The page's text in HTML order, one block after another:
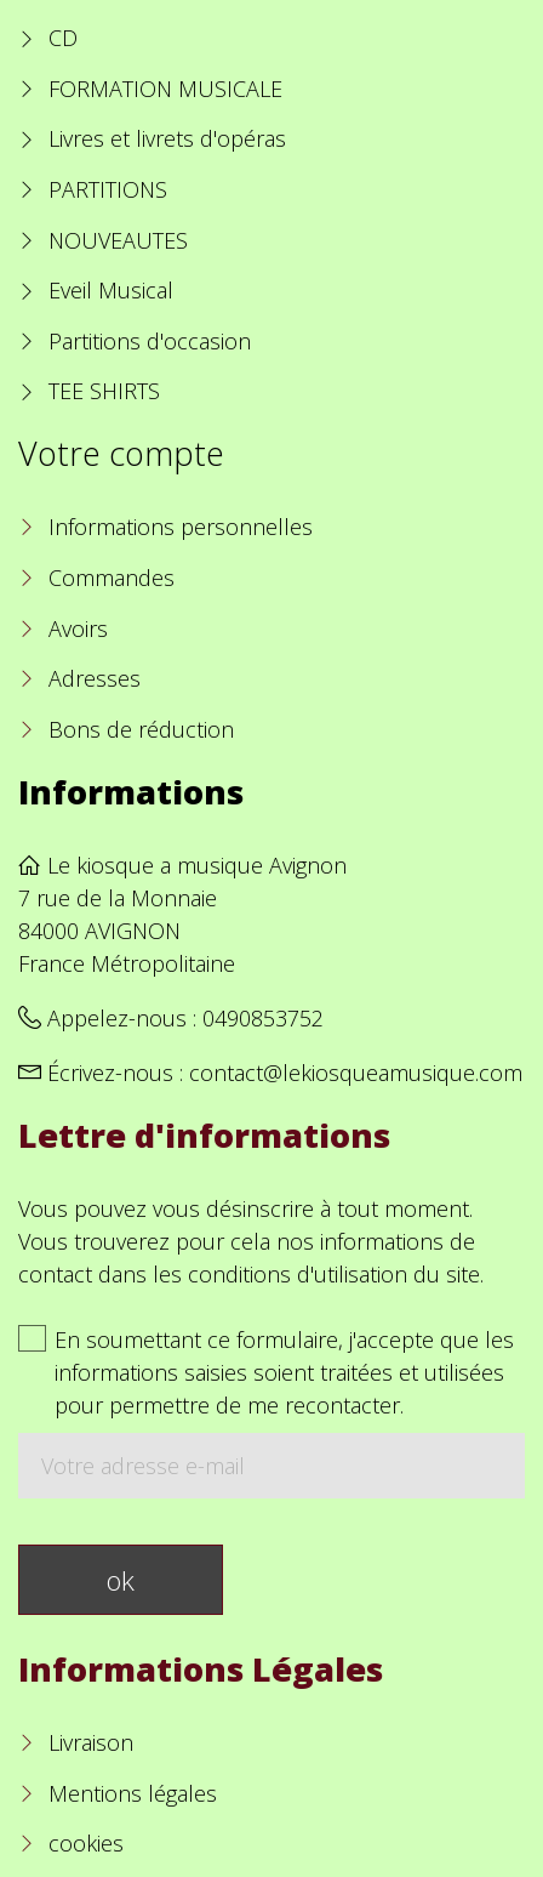
CD
FORMATION MUSICALE
Livres et livrets d'opéras
PARTITIONS
NOUVEAUTES
Eveil Musical
Partitions d'occasion
TEE SHIRTS
Votre compte
Informations personnelles
Commandes
Avoirs
Adresses
Bons de réduction
Informations
Le kiosque a musique Avignon
7 rue de la Monnaie
84000 AVIGNON
France Métropolitaine
Appelez-nous : 0490853752
Écrivez-nous : contact@lekiosqueamusique.com
Lettre d'informations
Vous pouvez vous désinscrire à tout moment.
Vous trouverez pour cela nos informations de
contact dans les conditions d'utilisation du site.
En soumettant ce formulaire, j'accepte que les
informations saisies soient traitées et utilisées
pour permettre de me recontacter.
Informations Légales
Livraison
Mentions légales
cookies